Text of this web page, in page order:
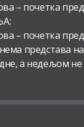
– почетка
– почетка
представа
а недељом не